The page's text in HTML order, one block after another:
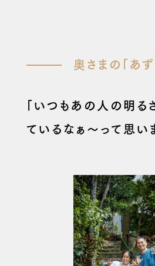
奥さまの「あ
「いつもあの人の明る
ているなぁ〜って思い